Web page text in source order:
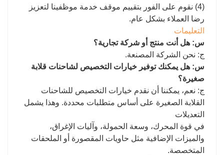
(4) نقوم على الفور بتقييم موقف خدمة موظفينا لتعزيز
رضا العملاء بشكل عام.
التعليمات
س: هل أنت منتج أو شركة تجارية؟
ج: نحن الشركة المصنعة.
س: هل يمكنك توفير خيارات التخصيص لشاحنات قلابة
صغيرة؟
ج: نعم، يمكننا أن نقدم خيارات التخصيص للشاحنات
القلابة الصغيرة على أساس متطلبات محددة. وهذا يشمل
التعديلات
في قوة المحرك، وسعة الحمولة، وآليات الإغراق،
والميزات الإضافية مثل حاويات المقصورة أو الملحقات
المتخصصة.